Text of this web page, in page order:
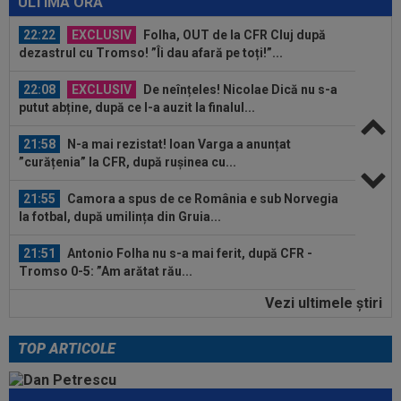
22:22 EXCLUSIV
Folha, OUT de la CFR Cluj după
dezastrul cu Tromso! ”Îi dau afară pe toți!”...
22:08 EXCLUSIV
De neînțeles! Nicolae Dică nu s-a
putut abține, după ce l-a auzit la finalul...
21:58
N-a mai rezistat! Ioan Varga a anunțat
”curățenia” la CFR, după rușinea cu...
21:55
Camora a spus de ce România e sub Norvegia
la fotbal, după umilința din Gruia...
21:51
Antonio Folha nu s-a mai ferit, după CFR -
Tromso 0-5: ”Am arătat rău...
Fără milă! Reacție-fulger a norvegienilor, după
22:42
Ștefan Baiaram a făcut anunțul, după KuPS -
Universitatea Craiova: ”Cu...
Vezi ultimele ştiri
TOP ARTICOLE